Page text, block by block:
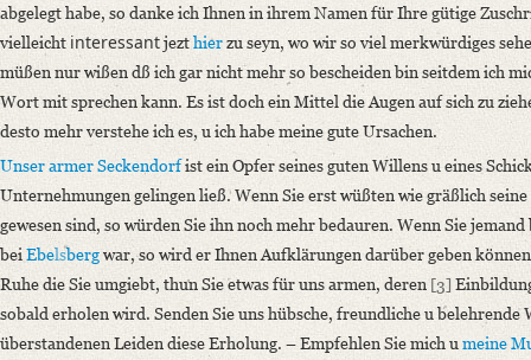
Place of Destination: Coppet
Date: [nach dem 6. Mai 1809]
Notations: Datum sowie Absende- und Empfangsort erschlossen. –
(6. Mai 1809) und der Schlacht bei Ebelsberg, in der Seckendorf starb.
Manuscript
Provider: Dresden, Sächsische Landesbibliothek - Staats- und
OAI Id: APP2712-Bd-8
Classification Number: Mscr.Dresd.App.2712,B,II,3a
Number of Pages: 3 S. auf Doppelbl., hs. m. U
Format: 11,6 x 9,2 cm
Incipit: „[1] Da sich meine Mutter nicht überwinden kann einem
abgelegt habe, so danke ich Ihnen in ihrem Namen für Ihre gütige
vielleicht interessantjezthierzu seyn, wo wir so viel merkwürdiges
müßen nur wißen dß ich gar nicht mehr so bescheiden bin seitdem ich
Wort mit sprechen kann. Es ist doch ein Mittel die Augen auf sich zu
desto mehr verstehe ich es, u ich habe meine gute Ursachen.
Unser armer Seckendorfist ein Opfer seines guten Willens u eines
Unternehmungen gelingen ließ. Wenn Sie erst wüßten wie gräßlich
gewesen sind, so würden Sie ihn noch mehr bedauren. Wenn Sie
beiEbelsbergwar, so wird er Ihnen Aufklärungen darüber geben
Ruhe die Sie umgiebt, thun Sie etwas für uns armen, deren [3]
sobald erholen wird. Senden Sie uns hübsche, freundliche u
überstandenen Leiden diese Erholung. – Empfehlen Sie mich u meine